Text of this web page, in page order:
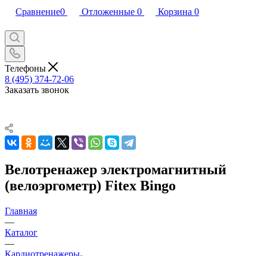
Сравнение0 Отложенные 0 Корзина 0
Телефоны
8 (495) 374-72-06
Заказать звонок
Велотренажер электромагнитный
(велоэргометр) Fitex Bingo
Главная
—
Каталог
—
Кардиотренажеры